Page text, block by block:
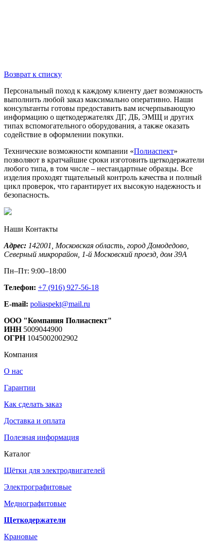
Возврат к списку
Персональный поход к каждому клиенту дает возможность
выполнить любой заказ максимально оперативно. Наши
консультанты готовы предоставить вам исчерпывающую
информацию о щеткодержателях ДГ, ДБ, ЭМЩ и других
типах вспомогательного оборудования, а также оказать
содействие в оформлении покупки.
Технические возможности компании «Полиаспект»
позволяют в кратчайшие сроки изготовить щеткодержатели
любого типа, в том числе – нестандартные образцы. Все
изделия проходят тщательный контроль качества и полный
цикл проверок, что гарантирует их высокую надежность и
безопасность.
Наши Контакты
Адрес: 142001, Московская область, город Домодедово
Северный микрорайон, 1-й Московский проезд, дом 39А
Пн–Пт: 9:00–18:00
Телефон: +7 (916) 927-56-18
E-mail: poliaspekt@mail.ru
ООО "Компания Полиаспект"
ИНН5009044900
ОГРН 1045002002902
Компания
О нас
Гарантии
Как сделать заказ
Доставка и оплата
Полезная информация
Каталог
Щётки для электродвигателей
Электрографитовые
Меднографитовые
Щеткодержатели
Крановые